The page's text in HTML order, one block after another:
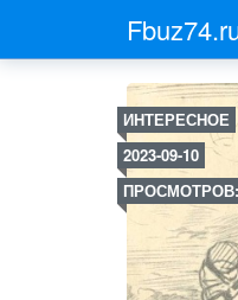
ИНТЕРЕСНОЕ
2023-09-10
ПРОСМОТРОВ: